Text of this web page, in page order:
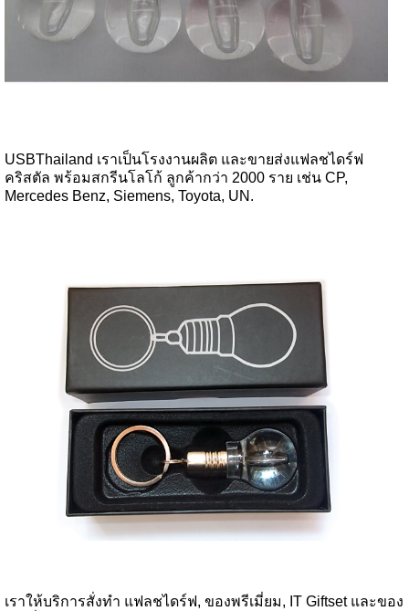
USBThailand เราเป็นโรงงานผลิต และขายส่งแฟลชไดร์ฟ
คริสตัล พร้อมสกรีนโลโก้ ลูกค้ากว่า 2000 ราย เช่น CP,
Mercedes Benz, Siemens, Toyota, UN.
เราให้บริการสั่งทำ แฟลชไดร์ฟ, ของพรีเมี่ยม, IT Giftset และของ